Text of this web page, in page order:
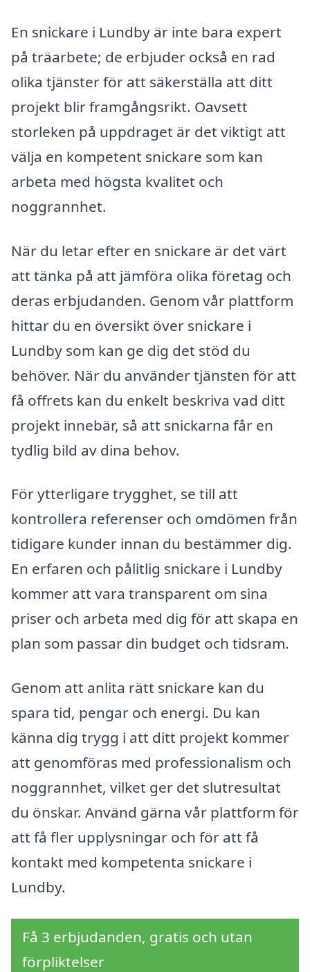
En snickare i Lundby är inte bara expert
på träarbete; de erbjuder också en rad
olika tjänster för att säkerställa att ditt
projekt blir framgångsrikt. Oavsett
storleken på uppdraget är det viktigt att
välja en kompetent snickare som kan
arbeta med högsta kvalitet och
noggrannhet.
När du letar efter en snickare är det värt
att tänka på att jämföra olika företag och
deras erbjudanden. Genom vår plattform
hittar du en översikt över snickare i
Lundby som kan ge dig det stöd du
behöver. När du använder tjänsten för att
få offrets kan du enkelt beskriva vad ditt
projekt innebär, så att snickarna får en
tydlig bild av dina behov.
För ytterligare trygghet, se till att
kontrollera referenser och omdömen från
tidigare kunder innan du bestämmer dig.
En erfaren och pålitlig snickare i Lundby
kommer att vara transparent om sina
priser och arbeta med dig för att skapa en
plan som passar din budget och tidsram.
Genom att anlita rätt snickare kan du
spara tid, pengar och energi. Du kan
känna dig trygg i att ditt projekt kommer
att genomföras med professionalism och
noggrannhet, vilket ger det slutresultat
du önskar. Använd gärna vår plattform för
att få fler upplysningar och för att få
kontakt med kompetenta snickare i
Lundby.
Få 3 erbjudanden, gratis och utan
förpliktelser